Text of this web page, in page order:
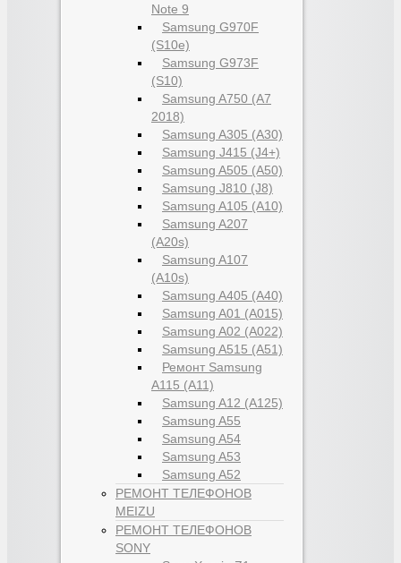
Note 9
Samsung G970F
(S10e)
Samsung G973F
(S10)
Samsung A750 (A7
2018)
Samsung A305 (A30)
Samsung J415 (J4+)
Samsung A505 (A50)
Samsung J810 (J8)
Samsung A105 (A10)
Samsung A207
(A20s)
Samsung A107
(A10s)
Samsung A405 (A40)
Samsung A01 (A015)
Samsung A02 (A022)
Samsung A515 (A51)
Ремонт Samsung
A115 (A11)
Samsung A12 (A125)
Samsung A55
Samsung A54
Samsung A53
Samsung A52
РЕМОНТ ТЕЛЕФОНОВ
MEIZU
РЕМОНТ ТЕЛЕФОНОВ
SONY